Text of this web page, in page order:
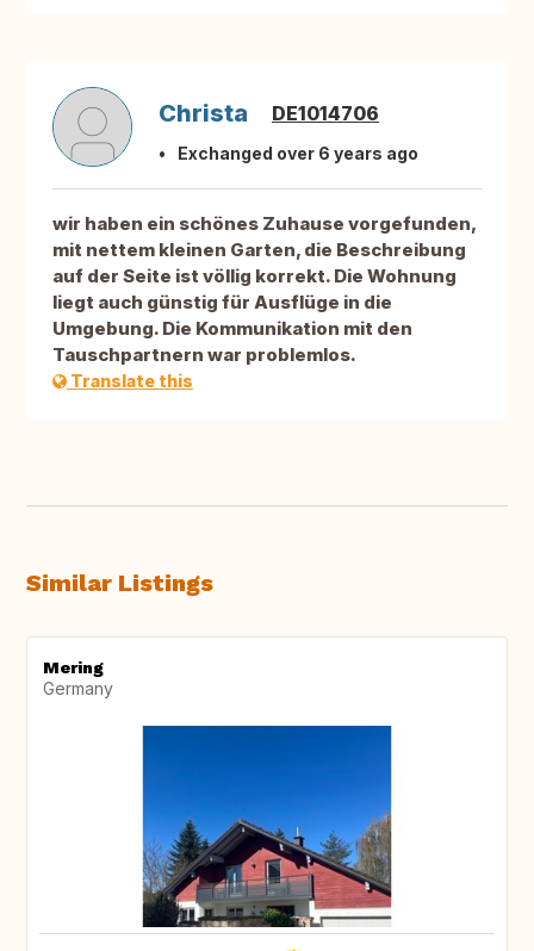
Christa DE1014706
Exchanged over 6 years ago
wir haben ein schönes Zuhause vorgefunden,
mit nettem kleinen Garten, die Beschreibung
auf der Seite ist völlig korrekt. Die Wohnung
liegt auch günstig für Ausflüge in die
Umgebung. Die Kommunikation mit den
Tauschpartnern war problemlos.
Translate this
Similar Listings
Mering
Germany